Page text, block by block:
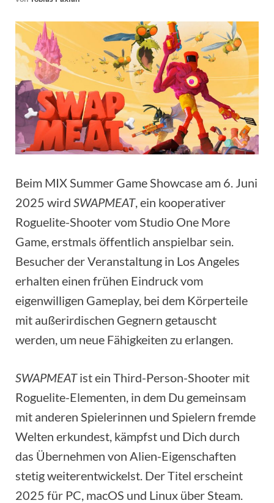
Beim MIX Summer Game Showcase am 6. Juni
2025 wird SWAPMEAT, ein kooperativer
Roguelite-Shooter vom Studio One More
Game, erstmals öffentlich anspielbar sein.
Besucher der Veranstaltung in Los Angeles
erhalten einen frühen Eindruck vom
eigenwilligen Gameplay, bei dem Körperteile
mit außerirdischen Gegnern getauscht
werden, um neue Fähigkeiten zu erlangen.
SWAPMEATist ein Third-Person-Shooter mit
Roguelite-Elementen, in dem Du gemeinsam
mit anderen Spielerinnen und Spielern fremde
Welten erkundest, kämpfst und Dich durch
das Übernehmen von Alien-Eigenschaften
stetig weiterentwickelst. Der Titel erscheint
2025 für PC, macOS und Linux über Steam.